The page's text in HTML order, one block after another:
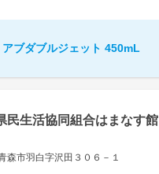
ブダブルジェット 450mL
民生活協同組合はまなす館
森市羽白字沢田３０６－１